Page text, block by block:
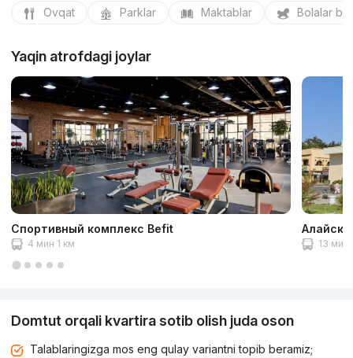
Ovqat Parklar Maktablar Bolalar
Yaqin atrofdagi joylar
Спортивный комплекс Befit
4 мин 1 км 13 мин
Domtut orqali kvartira sotib olish juda oson
Talablaringizga mos eng qulay variantni topib beramiz;